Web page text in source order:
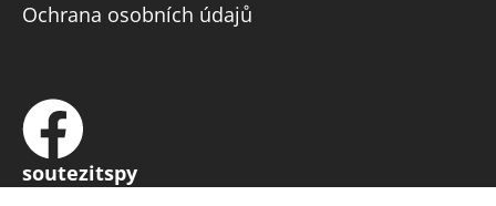
Ochrana osobních údajů
soutezitspy